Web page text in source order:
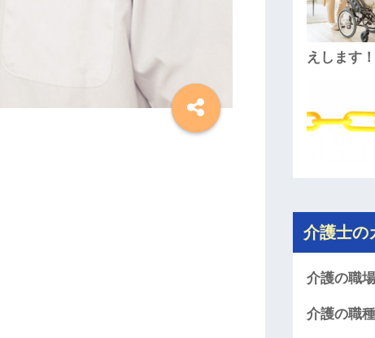
えします！
介護士の
介護の職場
介護の職種